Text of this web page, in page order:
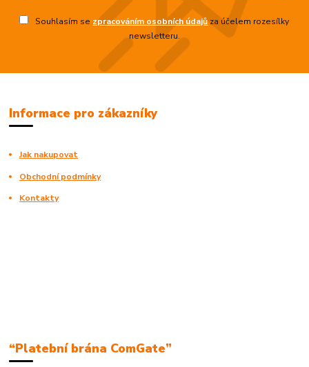
Souhlasím se zpracováním osobních údajůza účelem rozesílky
newsletteru.
Informace pro zákazníky
Jak nakupovat
Obchodní podmínky
Kontakty
“Platební brána ComGate”